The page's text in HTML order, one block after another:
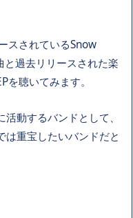
スされているSnow
過去リリースされた楽
を聴いてみます。
動するバンドとして、
は重宝したいバンドだと